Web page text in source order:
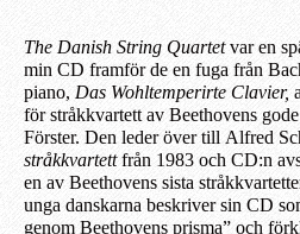
The Danish String Quartetvar en
min CD framför de en fuga från
piano, Das Wohltemperirte Clavier,
för stråkkvartett av Beethovens
Förster. Den leder över till Alfred
stråkkvartettfrån 1983 och CD:n
en av Beethovens sista
unga danskarna beskriver sin CD
genom Beethovens prisma” och